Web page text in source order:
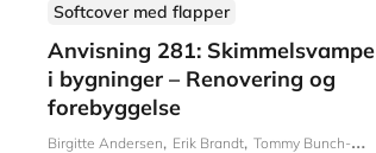
Softcover med flapper
Anvisning 281: Skimmelsvampe
i bygninger – Renovering og
forebyggelse
Birgitte Andersen Erik Brandt Tommy Bunch-Nielsen